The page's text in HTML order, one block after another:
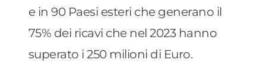
e in 90 Paesi esteri che generano il
75% dei ricavi che nel 2023 hanno
superato i 250 milioni di Euro.